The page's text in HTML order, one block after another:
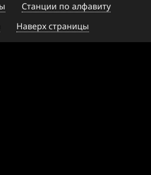
Станции по алфавиту
Наверх страницы